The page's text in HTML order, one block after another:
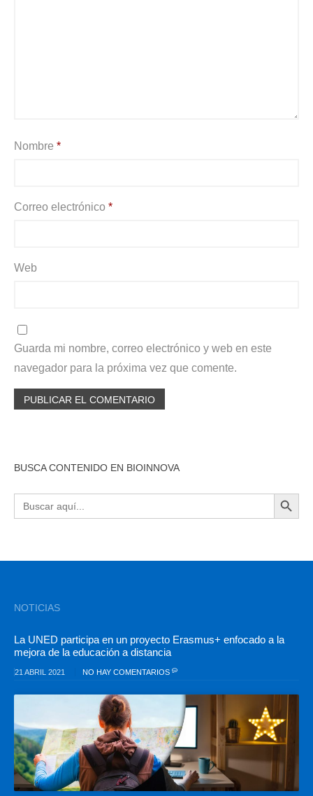
Nombre *
Correo electrónico *
Web
Guarda mi nombre, correo electrónico y web en este
navegador para la próxima vez que comente.
BUSCA CONTENIDO EN BIOINNOVA
Buscar: BOTÓN DE
NOTICIAS
La UNED participa en un proyecto Erasmus+ enfocado a la
mejora de la educación a distancia
21 ABRIL 2021 NO HAY COMENTARIOS